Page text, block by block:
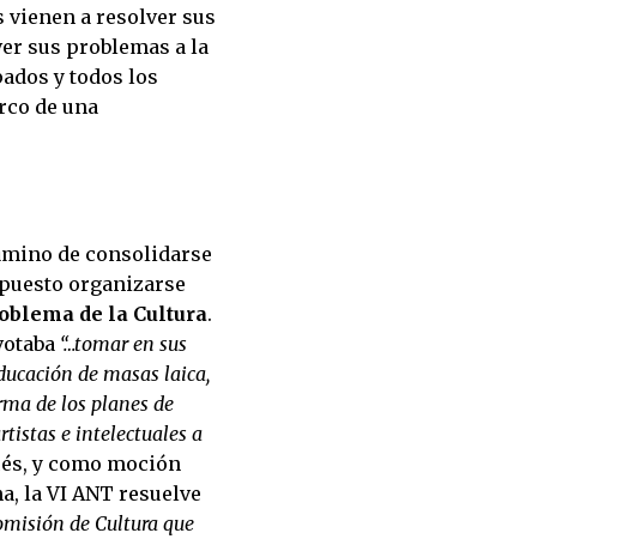
vienen a resolver sus
sus problemas a la
y todos los
de una
de consolidarse
organizarse
de la Cultura.
“…tomar en sus
de masas laica,
de los planes de
e intelectuales a
y como moción
la VI ANT resuelve
de Cultura que